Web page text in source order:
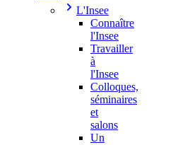
L'Insee
Connaître
l'Insee
Travailler
à
l'Insee
Colloques,
séminaires
et
salons
Un